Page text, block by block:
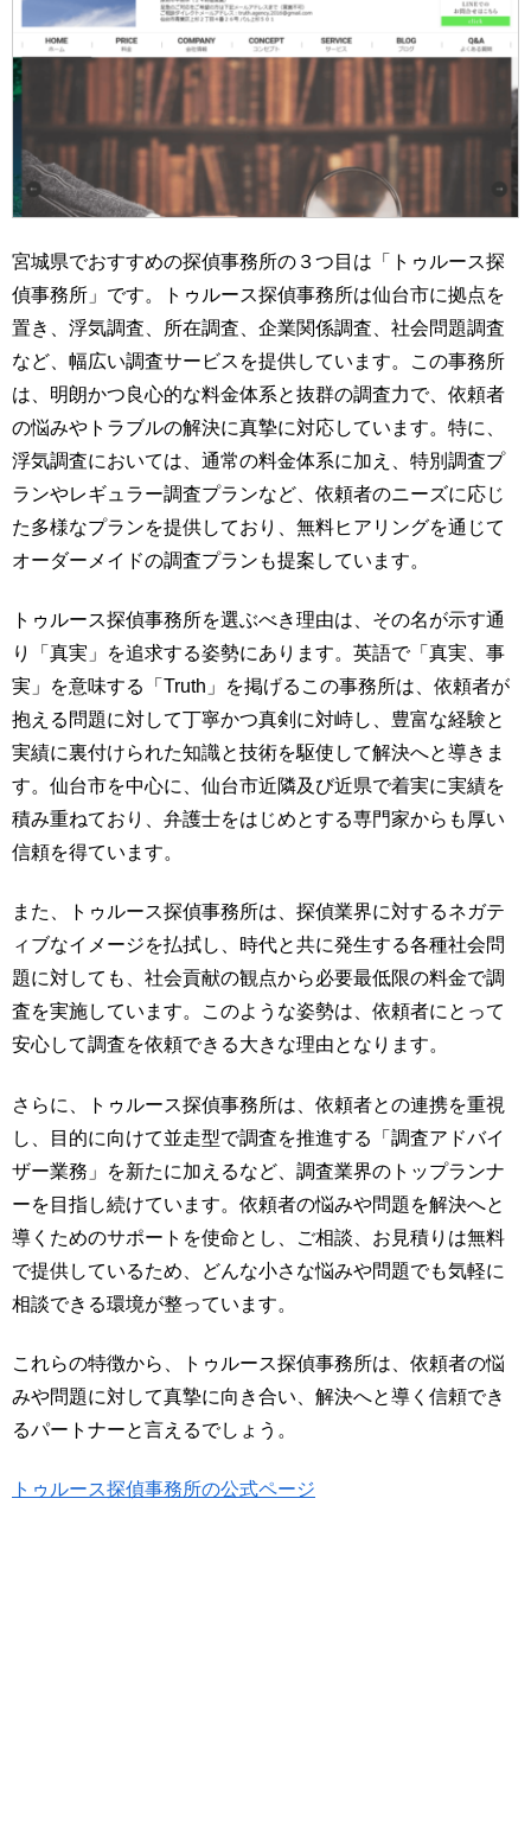
宮城県でおすすめの探偵事務所の３つ目は「トゥルース探
偵事務所」です。トゥルース探偵事務所は仙台市に拠点を
置き、浮気調査、所在調査、企業関係調査、社会問題調査
など、幅広い調査サービスを提供しています。この事務所
は、明朗かつ良心的な料金体系と抜群の調査力で、依頼者
の悩みやトラブルの解決に真摯に対応しています。特に、
浮気調査においては、通常の料金体系に加え、特別調査プ
ランやレギュラー調査プランなど、依頼者のニーズに応じ
た多様なプランを提供しており、無料ヒアリングを通じて
オーダーメイドの調査プランも提案しています。
トゥルース探偵事務所を選ぶべき理由は、その名が示す通
り「真実」を追求する姿勢にあります。英語で「真実、事
実」を意味する「Truth」を掲げるこの事務所は、依頼者が
抱える問題に対して丁寧かつ真剣に対峙し、豊富な経験と
実績に裏付けられた知識と技術を駆使して解決へと導きま
す。仙台市を中心に、仙台市近隣及び近県で着実に実績を
積み重ねており、弁護士をはじめとする専門家からも厚い
信頼を得ています。
また、トゥルース探偵事務所は、探偵業界に対するネガテ
ィブなイメージを払拭し、時代と共に発生する各種社会問
題に対しても、社会貢献の観点から必要最低限の料金で調
査を実施しています。このような姿勢は、依頼者にとって
安心して調査を依頼できる大きな理由となります。
さらに、トゥルース探偵事務所は、依頼者との連携を重視
し、目的に向けて並走型で調査を推進する「調査アドバイ
ザー業務」を新たに加えるなど、調査業界のトップランナ
ーを目指し続けています。依頼者の悩みや問題を解決へと
導くためのサポートを使命とし、ご相談、お見積りは無料
で提供しているため、どんな小さな悩みや問題でも気軽に
相談できる環境が整っています。
これらの特徴から、トゥルース探偵事務所は、依頼者の悩
みや問題に対して真摯に向き合い、解決へと導く信頼でき
るパートナーと言えるでしょう。
トゥルース探偵事務所の公式ページ